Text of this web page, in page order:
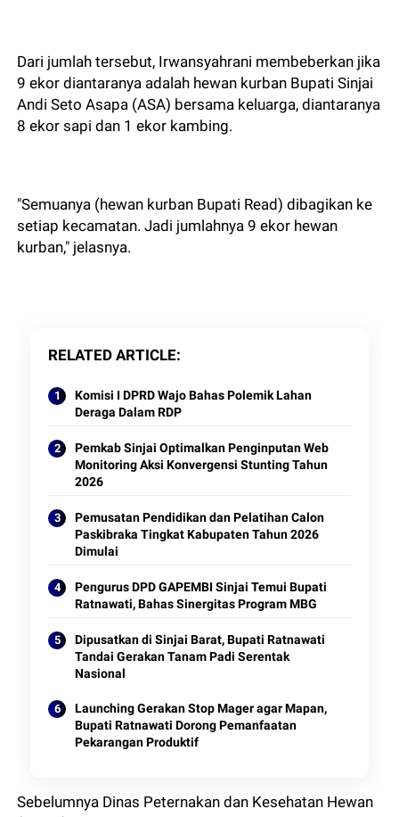
Dari jumlah tersebut, Irwansyahrani membeberkan jika
9 ekor diantaranya adalah hewan kurban Bupati Sinjai
Andi Seto Asapa (ASA) bersama keluarga, diantaranya
8 ekor sapi dan 1 ekor kambing.
"Semuanya (hewan kurban Bupati Read) dibagikan ke
setiap kecamatan. Jadi jumlahnya 9 ekor hewan
kurban," jelasnya.
RELATED ARTICLE
Komisi I DPRD Wajo Bahas Polemik Lahan
Deraga Dalam RDP
Pemkab Sinjai Optimalkan Penginputan Web
Monitoring Aksi Konvergensi Stunting Tahun
2026
Pemusatan Pendidikan dan Pelatihan Calon
Paskibraka Tingkat Kabupaten Tahun 2026
Dimulai
Pengurus DPD GAPEMBI Sinjai Temui Bupati
Ratnawati, Bahas Sinergitas Program MBG
Dipusatkan di Sinjai Barat, Bupati Ratnawati
Tandai Gerakan Tanam Padi Serentak
Nasional
Launching Gerakan Stop Mager agar Mapan,
Bupati Ratnawati Dorong Pemanfaatan
Pekarangan Produktif
Sebelumnya Dinas Peternakan dan Kesehatan Hewan